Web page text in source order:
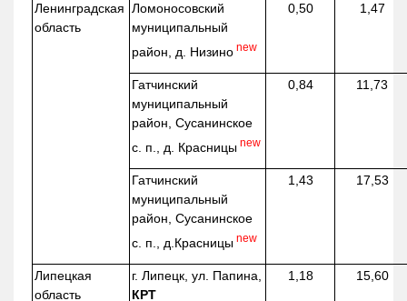
Ленинградская
область
Ломоносовский
муниципальный
район, д. Низино new
0,50 1,47
Гатчинский
муниципальный
район, Сусанинское
с. п., д. Красницы new
0,84 11,73
Гатчинский
муниципальный
район, Сусанинское
с. п., д.Красницы new
1,43 17,53
Липецкая
область
г. Липецк, ул. Папина,
КРТ
1,18 15,60